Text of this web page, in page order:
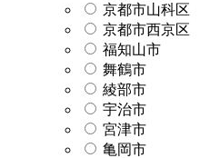
京都市山科区
京都市西京区
福知山市
舞鶴市
綾部市
宇治市
宮津市
亀岡市